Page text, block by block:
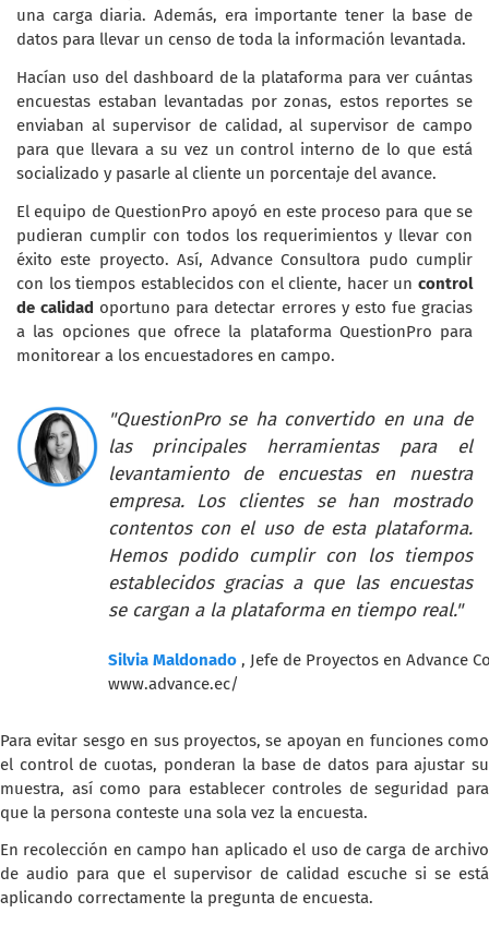
una carga diaria. Además, era importante tener la base de
datos para llevar un censo de toda la información levantada.
Hacían uso del dashboard de la plataforma para ver cuántas
encuestas estaban levantadas por zonas, estos reportes se
enviaban al supervisor de calidad, al supervisor de campo
para que llevara a su vez un control interno de lo que está
socializado y pasarle al cliente un porcentaje del avance.
El equipo de QuestionPro apoyó en este proceso para que se
pudieran cumplir con todos los requerimientos y llevar con
éxito este proyecto. Así, Advance Consultora pudo cumplir
con los tiempos establecidos con el cliente, hacer un control
de calidad oportuno para detectar errores y esto fue gracias
a las opciones que ofrece la plataforma QuestionPro para
monitorear a los encuestadores en campo.
"QuestionPro se ha convertido en una de
las principales herramientas para el
levantamiento de encuestas en nuestra
empresa. Los clientes se han mostrado
contentos con el uso de esta plataforma.
Hemos podido cumplir con los tiempos
establecidos gracias a que las encuestas
se cargan a la plataforma en tiempo real."
Silvia Maldonado , Jefe de Proyectos en Advance
www.advance.ec/
Para evitar sesgo en sus proyectos, se apoyan en funciones como
el control de cuotas, ponderan la base de datos para ajustar su
muestra, así como para establecer controles de seguridad para
que la persona conteste una sola vez la encuesta.
En recolección en campo han aplicado el uso de carga de archivo
de audio para que el supervisor de calidad escuche si se está
aplicando correctamente la pregunta de encuesta.